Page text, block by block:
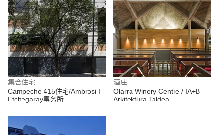
集合住宅
Campeche 415住宅/Ambrosi I
Etchegaray事务所
酒庄
Olarra Winery Centre / IA+B
Arkitektura Taldea